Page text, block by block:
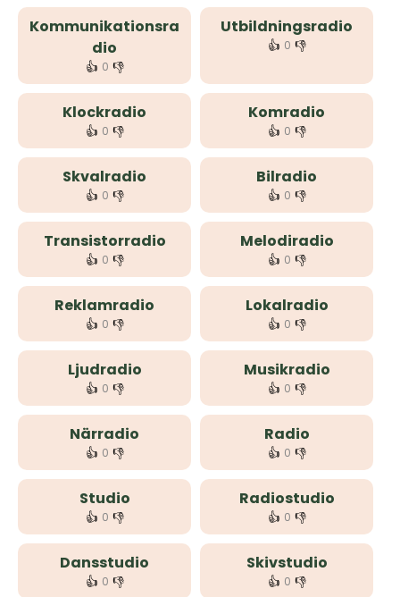
Kommunikationsra
dio
👍 0 👎
Utbildningsradio
👍 0 👎
Klockradio
👍 0 👎
Komradio
👍 0 👎
Skvalradio
👍 0 👎
Bilradio
👍 0 👎
Transistorradio
👍 0 👎
Melodiradio
👍 0 👎
Reklamradio
👍 0 👎
Lokalradio
👍 0 👎
Ljudradio
👍 0 👎
Musikradio
👍 0 👎
Närradio
👍 0 👎
Radio
👍 0 👎
Studio
👍 0 👎
Radiostudio
👍 0 👎
Dansstudio
👍 0 👎
Skivstudio
👍 0 👎